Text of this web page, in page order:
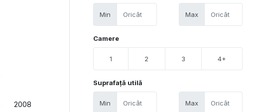
2008
Min Max
Camere
1 2 3 4+
Suprafață utilă
Min Max